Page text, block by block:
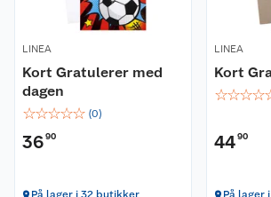
LINEA
Kort Gratulerer med
dagen
☆☆☆☆☆ (0)
3690
På lager i 32 butikker
LINEA
Kort
☆☆☆☆
4490
På lager
Våre merkevarer
Coop kjeder
Ledige stillinger
Ofte stilte spørsmål
Betalingsalternativer
Leveringsalternativer
Åpent kjøp